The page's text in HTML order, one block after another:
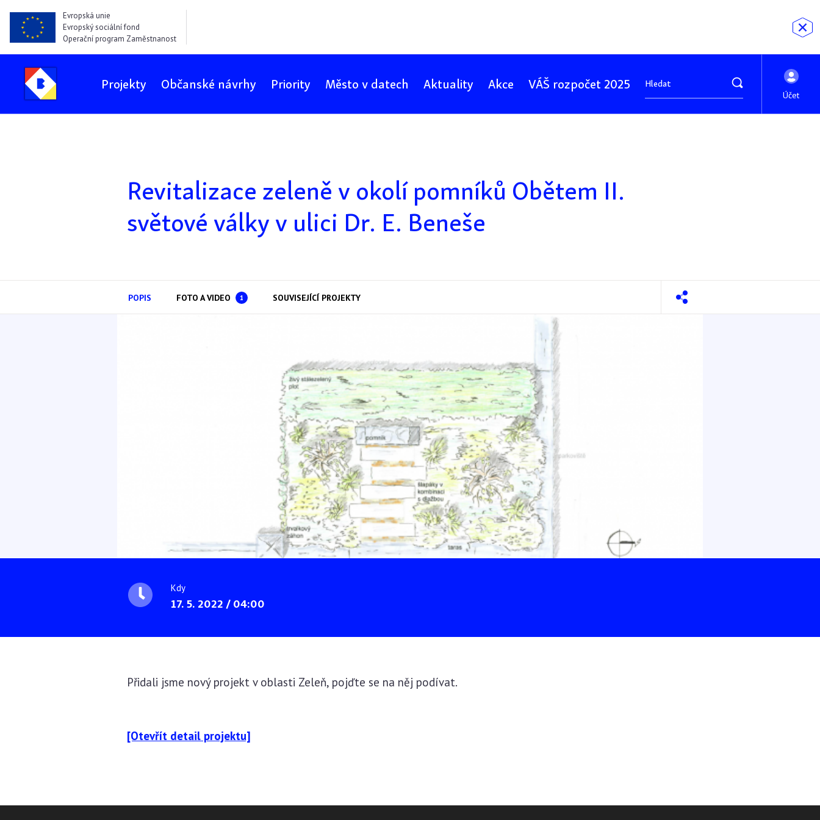
Evropská unie
Evropský sociální fond
Operační program Zaměstnanost
Projekty Občanské návrhy Priority Město v datech Aktuality Akce VÁŠ rozpočet 2025
Účet
Revitalizace zeleně v okolí pomníků Obětem II.
světové války v ulici Dr. E. Beneše
POPIS FOTO A VIDEO 1 SOUVISEJÍCÍ PROJEKTY
Kdy
17. 5. 2022 / 04:00
Přidali jsme nový projekt v oblasti Zeleň, pojďte se na něj podívat.
[Otevřít detail projektu]